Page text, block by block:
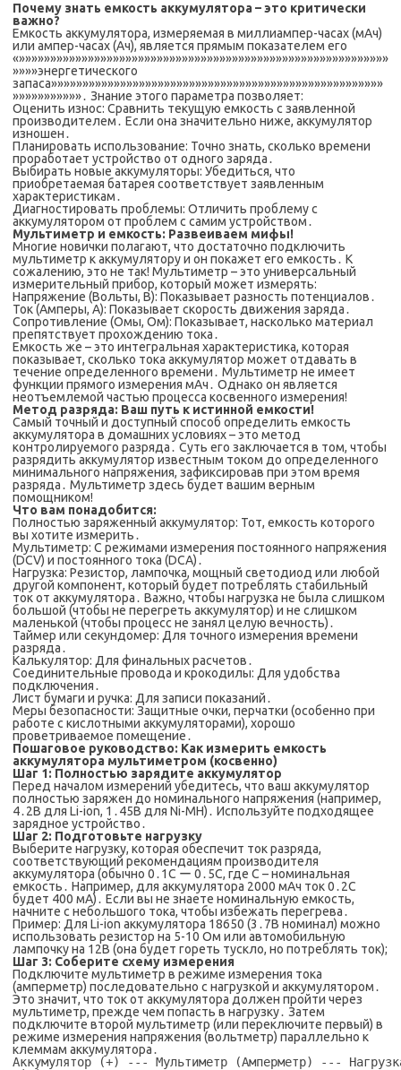
Почему знать емкость аккумулятора – это критически
важно?
Емкость аккумулятора, измеряемая в миллиампер-часах (мАч)
или ампер-часах (Ач), является прямым показателем его
«»»»»»»»»»»»»»»»»»»»»»»»»»»»»»»»»»»»»»»»»»»»»»»»»»»»»»»»»»»»
»»»»энергетического
запаса»»»»»»»»»»»»»»»»»»»»»»»»»»»»»»»»»»»»»»»»»»»»»»»»»»»»»
»»»»»»»»»»»․ Знание этого параметра позволяет:
Оценить износ: Сравнить текущую емкость с заявленной
производителем․ Если она значительно ниже, аккумулятор
изношен․
Планировать использование: Точно знать, сколько времени
проработает устройство от одного заряда․
Выбирать новые аккумуляторы: Убедиться, что
приобретаемая батарея соответствует заявленным
характеристикам․
Диагностировать проблемы: Отличить проблему с
аккумулятором от проблем с самим устройством․
Мультиметр и емкость: Развеиваем мифы!
Многие новички полагают, что достаточно подключить
мультиметр к аккумулятору и он покажет его емкость․ К
сожалению, это не так! Мультиметр – это универсальный
измерительный прибор, который может измерять:
Напряжение (Вольты, В): Показывает разность потенциалов․
Ток (Амперы, А): Показывает скорость движения заряда․
Сопротивление (Омы, Ом): Показывает, насколько материал
препятствует прохождению тока․
Емкость же – это интегральная характеристика, которая
показывает, сколько тока аккумулятор может отдавать в
течение определенного времени․ Мультиметр не имеет
функции прямого измерения мАч․ Однако он является
неотъемлемой частью процесса косвенного измерения!
Метод разряда: Ваш путь к истинной емкости!
Самый точный и доступный способ определить емкость
аккумулятора в домашних условиях – это метод
контролируемого разряда․ Суть его заключается в том, чтобы
разрядить аккумулятор известным током до определенного
минимального напряжения, зафиксировав при этом время
разряда․ Мультиметр здесь будет вашим верным
помощником!
Что вам понадобится:
Полностью заряженный аккумулятор: Тот, емкость которого
вы хотите измерить․
Мультиметр: С режимами измерения постоянного напряжения
(DCV) и постоянного тока (DCA)․
Нагрузка: Резистор, лампочка, мощный светодиод или любой
другой компонент, который будет потреблять стабильный
ток от аккумулятора․ Важно, чтобы нагрузка не была слишком
большой (чтобы не перегреть аккумулятор) и не слишком
маленькой (чтобы процесс не занял целую вечность)․
Таймер или секундомер: Для точного измерения времени
разряда․
Калькулятор: Для финальных расчетов․
Соединительные провода и крокодилы: Для удобства
подключения․
Лист бумаги и ручка: Для записи показаний․
Меры безопасности: Защитные очки, перчатки (особенно при
работе с кислотными аккумуляторами), хорошо
проветриваемое помещение․
Пошаговое руководство: Как измерить емкость
аккумулятора мультиметром (косвенно)
Шаг 1: Полностью зарядите аккумулятор
Перед началом измерений убедитесь, что ваш аккумулятор
полностью заряжен до номинального напряжения (например,
4․2В для Li-ion, 1․45В для Ni-MH)․ Используйте подходящее
зарядное устройство․
Шаг 2: Подготовьте нагрузку
Выберите нагрузку, которая обеспечит ток разряда,
соответствующий рекомендациям производителя
аккумулятора (обычно 0․1C ー 0․5C, где C – номинальная
емкость․ Например, для аккумулятора 2000 мАч ток 0․2C
будет 400 мА)․ Если вы не знаете номинальную емкость,
начните с небольшого тока, чтобы избежать перегрева․
Пример: Для Li-ion аккумулятора 18650 (3․7В номинал) можно
использовать резистор на 5-10 Ом или автомобильную
лампочку на 12В (она будет гореть тускло, но потреблять ток);
Шаг 3: Соберите схему измерения
Подключите мультиметр в режиме измерения тока
(амперметр) последовательно с нагрузкой и аккумулятором․
Это значит, что ток от аккумулятора должен пройти через
мультиметр, прежде чем попасть в нагрузку․ Затем
подключите второй мультиметр (или переключите первый) в
режиме измерения напряжения (вольтметр) параллельно к
клеммам аккумулятора․
Аккумулятор (+) --- Мультиметр (Амперметр) ---